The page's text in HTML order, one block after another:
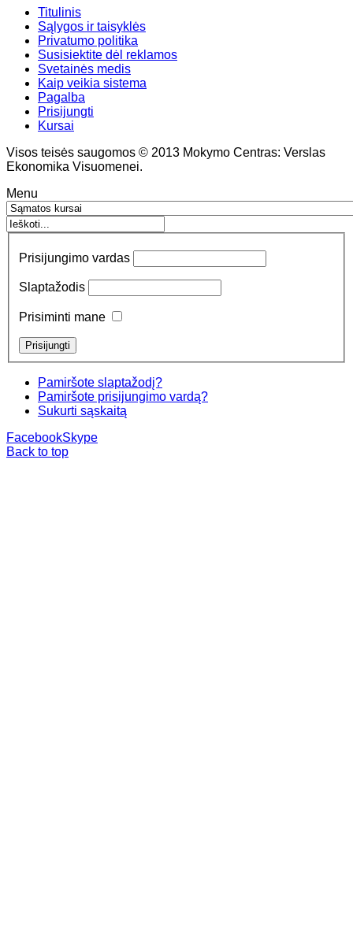
Titulinis
Sąlygos ir taisyklės
Privatumo politika
Susisiektite dėl reklamos
Svetainės medis
Kaip veikia sistema
Pagalba
Prisijungti
Kursai
Visos teisės saugomos © 2013 Mokymo Centras: Verslas
Ekonomika Visuomenei.
Menu
Prisijungimo vardas
Slaptažodis
Prisiminti mane
Pamiršote slaptažodį?
Pamiršote prisijungimo vardą?
Sukurti sąskaitą
FacebookSkype
Back to top